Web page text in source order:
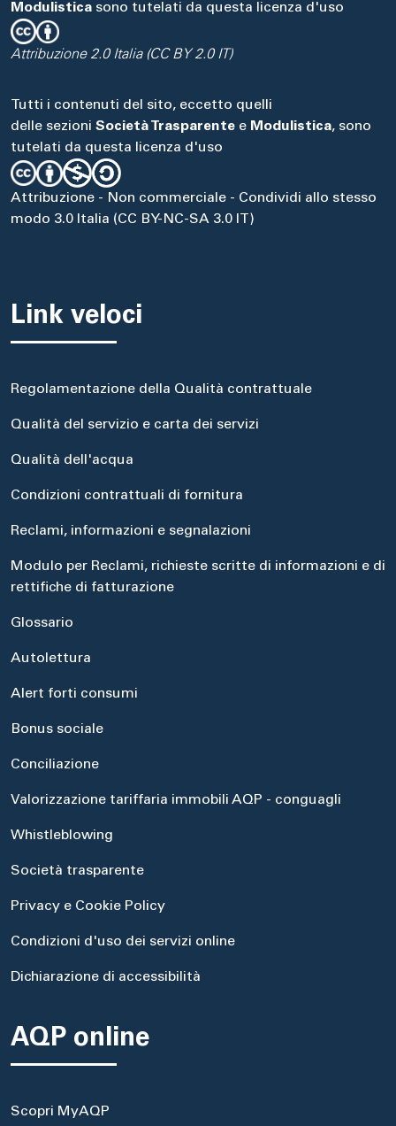
Modulistica sono tutelati da questa licenza d'uso
Attribuzione 2.0 Italia (CC BY 2.0 IT)
Tutti i contenuti del sito, eccetto quelli
delle sezioni Società Trasparente e Modulistica, sono
tutelati da questa licenza d'uso
Attribuzione - Non commerciale - Condividi allo stesso
modo 3.0 Italia (CC BY-NC-SA 3.0 IT)
Link veloci
Regolamentazione della Qualità contrattuale
Qualità del servizio e carta dei servizi
Qualità dell'acqua
Condizioni contrattuali di fornitura
Reclami, informazioni e segnalazioni
Modulo per Reclami, richieste scritte di informazioni e di
rettifiche di fatturazione
Glossario
Autolettura
Alert forti consumi
Bonus sociale
Conciliazione
Valorizzazione tariffaria immobili AQP - conguagli
Whistleblowing
Società trasparente
Privacy e Cookie Policy
Condizioni d'uso dei servizi online
Dichiarazione di accessibilità
AQP online
Scopri MyAQP